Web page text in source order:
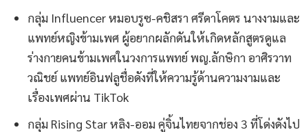
กลุ่ม Influencer หมอบรูซ-คชิสรา ศรีดาโคตร นางงามและ
แพทย์หญิงข้ามเพศ ผู้อยากผลักดันให้เกิดหลักสูตรดูแล
ร่างกายคนข้ามเพศในวงการแพทย์ พญ.ลักษิกา อาศิรวาท
วณิชย์ แพทย์อินฟลูชื่อดังที่ให้ความรู้ด้านความงามและ
เรื่องเพศผ่าน TikTok
กลุ่ม Rising Star หลิง-ออม คู่จิ้นไทยจากช่อง 3 ที่โด่งดังไป